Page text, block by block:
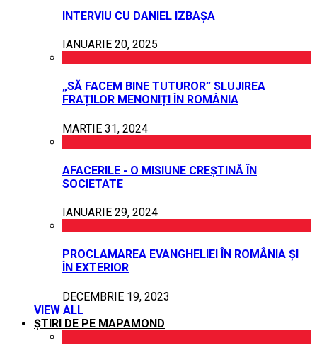
INTERVIU CU DANIEL IZBAȘA
IANUARIE 20, 2025
„SĂ FACEM BINE TUTUROR” SLUJIREA
FRAȚILOR MENONIȚI ÎN ROMÂNIA
MARTIE 31, 2024
AFACERILE - O MISIUNE CREȘTINĂ ÎN
SOCIETATE
IANUARIE 29, 2024
PROCLAMAREA EVANGHELIEI ÎN ROMÂNIA ȘI
ÎN EXTERIOR
DECEMBRIE 19, 2023
VIEW ALL
ȘTIRI DE PE MAPAMOND